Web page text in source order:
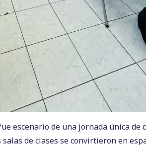
escenario de una jornada única de
de clases se convirtieron en